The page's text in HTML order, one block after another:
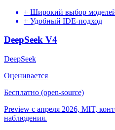
+ Широкий выбор
+ Удобный IDE-подход
DeepSeek V4
DeepSeek
Оценивается
Бесплатно (open-source)
Preview с апреля 2026, MIT,
наблюдения.